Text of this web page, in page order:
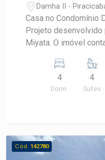
Damha II -
Casa no Condomínio Damha II
Projeto desenvolvido
Miyata. O imóvel
Piracicaba; - Sala com pé direito alto; - Lavabo; -
4 suítes, sendo 1 máster
automatizadas; - Mezanino com mini copa; -
fotovoltaica, projeto
todos os ambientes,
4
Dorm.
4
Suítes
Cód. 142780